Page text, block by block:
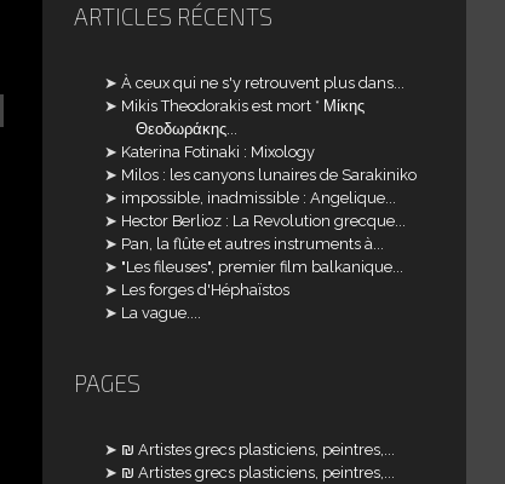
ARTICLES RÉCENTS
À ceux qui ne s'y retrouvent plus dans...
Mikis Theodorakis est mort * Μίκης
Θεοδωράκης...
Katerina Fotinaki : Mixology
Milos : les canyons lunaires de Sarakiniko
impossible, inadmissible : Angelique...
Hector Berlioz : La Revolution grecque...
Pan, la flûte et autres instruments à...
"Les fileuses", premier film balkanique...
Les forges d'Héphaïstos
La vague....
PAGES
₪ Artistes grecs plasticiens, peintres,...
₪ Artistes grecs plasticiens, peintres,...